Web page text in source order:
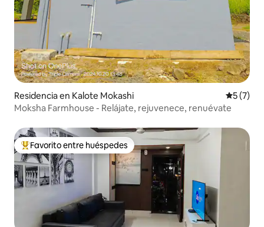
Residencia en Kalote Mokashi
5 (7)
Moksha Farmhouse - Relájate, rejuvenece, renuévate
De los mejores en Favorito entre huéspedes
Favorito entre huéspedes